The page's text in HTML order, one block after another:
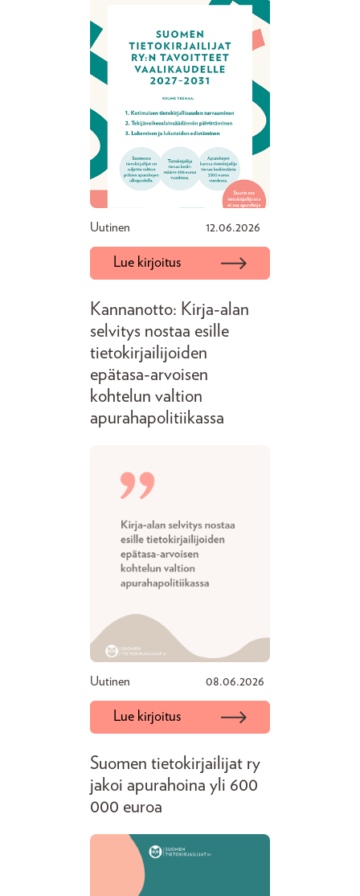
Uutinen 12.06.2026
Lue kirjoitus
Kannanotto: Kirja-alan
selvitys nostaa esille
tietokirjailijoiden
epätasa-arvoisen
kohtelun valtion
apurahapolitiikassa
Uutinen 08.06.2026
Lue kirjoitus
Suomen tietokirjailijat ry
jakoi apurahoina yli 600
000 euroa